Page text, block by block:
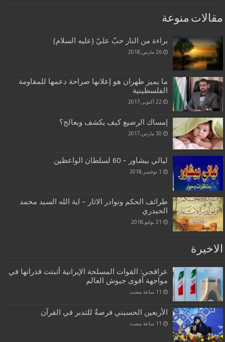
مقالات منوعة
براءة من النار حبّ عليّ (عليه السلام)
26 مارس,2018
ما يميز طهران هو إعلانها صراحة دعمها للمقاومة
الفلسطينية
22 أكتوبر,2017
إمساك الرضيع كيف يكشف ويعالج؟
30 مارس,2017
ليالي بيشاور – 60 لسلطان الواعظين
1 نوفمبر,2018
طرائف الحكم ونوادر الاثار – اية الله السيد محمد
الحيدري
21 يوليو,2018
الاخيرة
عراقجي: القوات المسلحة الإيرانية أثبتت قدراتها في
مواجهة أقوى جيوش العالم
الأربعين الحسيني فرصةٌ للتدبر في القرآن